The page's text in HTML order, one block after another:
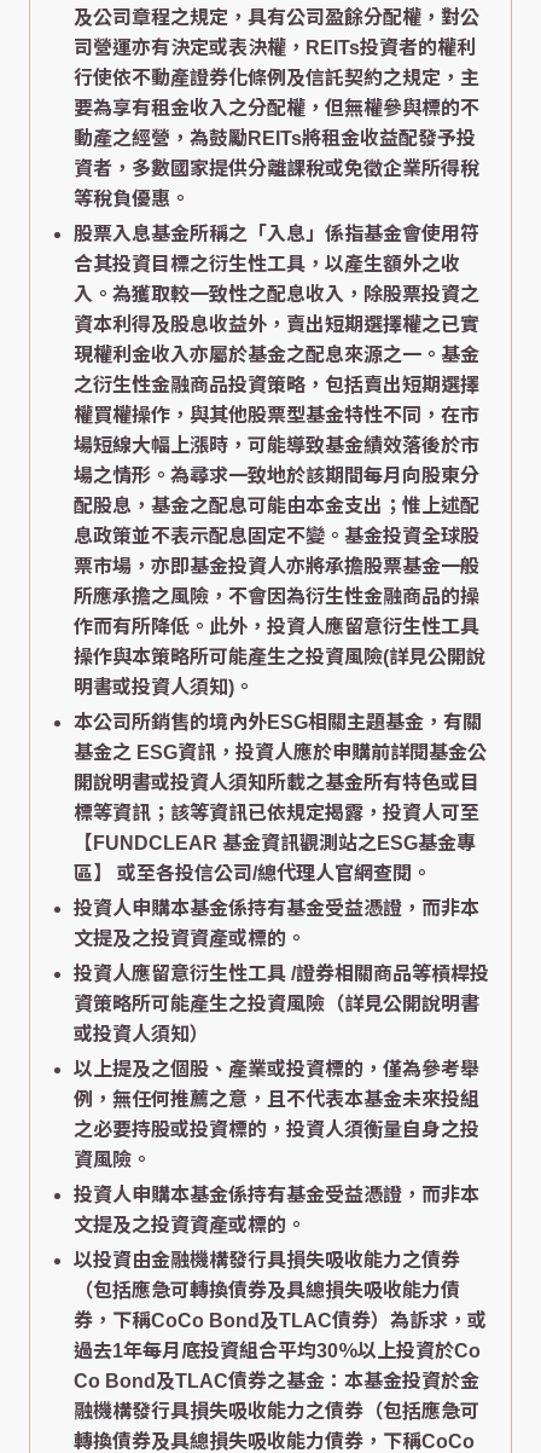
及公司章程之規定，具有公司盈餘分配權，對公
司營運亦有決定或表決權，REITs投資者的權利
行使依不動產證券化條例及信託契約之規定，主
要為享有租金收入之分配權，但無權參與標的不
動產之經營，為鼓勵REITs將租金收益配發予投
資者，多數國家提供分離課稅或免徵企業所得稅
等稅負優惠。
股票入息基金所稱之「入息」係指基金會使用符
合其投資目標之衍生性工具，以產生額外之收
入。為獲取較一致性之配息收入，除股票投資之
資本利得及股息收益外，賣出短期選擇權之已實
現權利金收入亦屬於基金之配息來源之一。基金
之衍生性金融商品投資策略，包括賣出短期選擇
權買權操作，與其他股票型基金特性不同，在市
場短線大幅上漲時，可能導致基金績效落後於市
場之情形。為尋求一致地於該期間每月向股東分
配股息，基金之配息可能由本金支出；惟上述配
息政策並不表示配息固定不變。基金投資全球股
票市場，亦即基金投資人亦將承擔股票基金一般
所應承擔之風險，不會因為衍生性金融商品的操
作而有所降低。此外，投資人應留意衍生性工具
操作與本策略所可能產生之投資風險(詳見公開說
明書或投資人須知)。
本公司所銷售的境內外ESG相關主題基金，有關
基金之 ESG資訊，投資人應於申購前詳閱基金公
開說明書或投資人須知所載之基金所有特色或目
標等資訊；該等資訊已依規定揭露，投資人可至
【FUNDCLEAR 基金資訊觀測站之ESG基金專
區】
或至各投信公司/總代理人官網查閱。
投資人申購本基金係持有基金受益憑證，而非本
文提及之投資資產或標的。
投資人應留意衍生性工具 /證券相關商品等槓桿投
資策略所可能產生之投資風險（詳見公開說明書
或投資人須知）
以上提及之個股、產業或投資標的，僅為參考舉
例，無任何推薦之意，且不代表本基金未來投組
之必要持股或投資標的，投資人須衡量自身之投
資風險。
投資人申購本基金係持有基金受益憑證，而非本
文提及之投資資產或標的。
以投資由金融機構發行具損失吸收能力之債券
（包括應急可轉換債券及具總損失吸收能力債
券，下稱CoCo Bond及TLAC債券）為訴求，或
過去1年每月底投資組合平均30％以上投資於Co
Co Bond及TLAC債券之基金：本基金投資於金
融機構發行具損失吸收能力之債券（包括應急可
轉換債券及具總損失吸收能力債券，下稱CoCo